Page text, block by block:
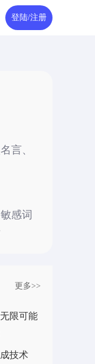
登陆/注册
言、
感词
更多>>
限可能
技术